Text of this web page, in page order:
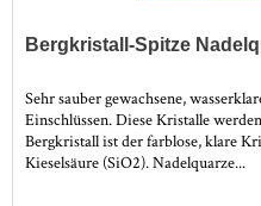
Bergkristall-Spitze
Sehr sauber gewachsene,
Einschlüssen. Diese Kristalle
Bergkristall ist der farblose, klare
Kieselsäure (SiO2). Nadelquarze...